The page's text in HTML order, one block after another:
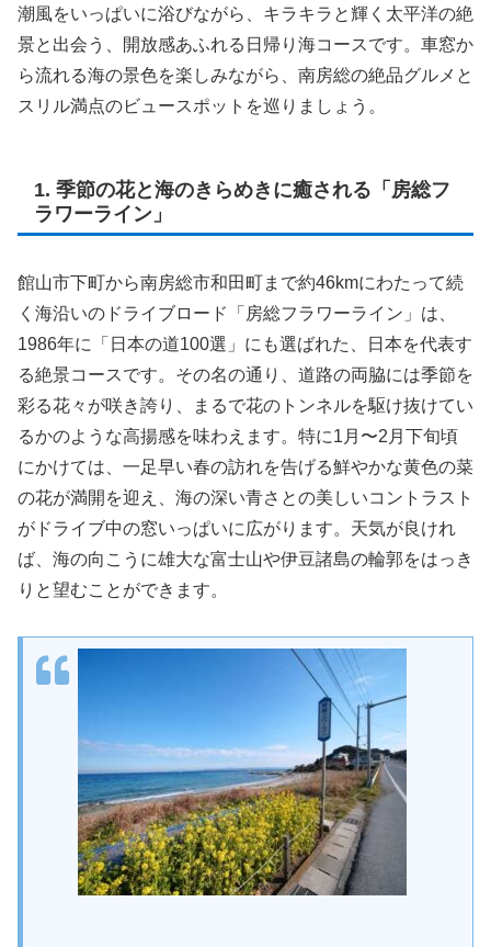
潮風をいっぱいに浴びながら、キラキラと輝く太平洋の絶
景と出会う、開放感あふれる日帰り海コースです。車窓か
ら流れる海の景色を楽しみながら、南房総の絶品グルメと
スリル満点のビュースポットを巡りましょう。
1. 季節の花と海のきらめきに癒される「房総フ
ラワーライン」
館山市下町から南房総市和田町まで約46kmにわたって続
く海沿いのドライブロード「房総フラワーライン」は、
1986年に「日本の道100選」にも選ばれた、日本を代表す
る絶景コースです。その名の通り、道路の両脇には季節を
彩る花々が咲き誇り、まるで花のトンネルを駆け抜けてい
るかのような高揚感を味わえます。特に1月〜2月下旬頃
にかけては、一足早い春の訪れを告げる鮮やかな黄色の菜
の花が満開を迎え、海の深い青さとの美しいコントラスト
がドライブ中の窓いっぱいに広がります。天気が良けれ
ば、海の向こうに雄大な富士山や伊豆諸島の輪郭をはっき
りと望むことができます。